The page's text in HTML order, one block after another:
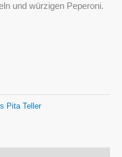
und würzigen Peperoni.
Pita Teller